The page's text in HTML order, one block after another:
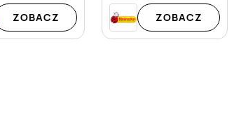
ZOBACZ ZOBACZ